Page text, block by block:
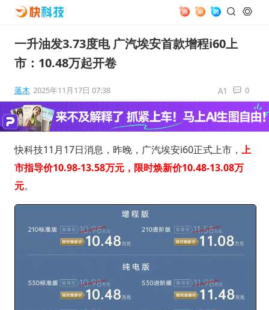
一升油发3.73度电 广汽埃安首款增程i60上
市：10.48万起开卷
落木 2025年11月17日 07:38 0
快科技11月17日消息，昨晚，广汽埃安i60正式上市， 上
市指导价10.98-13.58万元，限时焕新价10.48-13.08万
元。